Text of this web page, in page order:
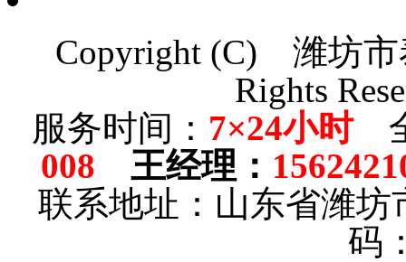
Copyright (C) 潍坊
Rights
服务时间： 7×24小时全
008 王经理 ：
联系地址：山东省潍
码